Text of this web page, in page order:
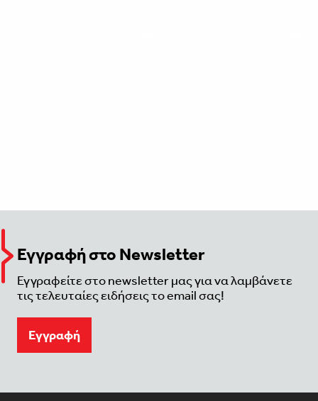
Εγγραφή στο Newsletter
Εγγραφείτε στο newsletter μας για να λαμβάνετε
τις τελευταίες ειδήσεις το email σας!
Eγγραφή